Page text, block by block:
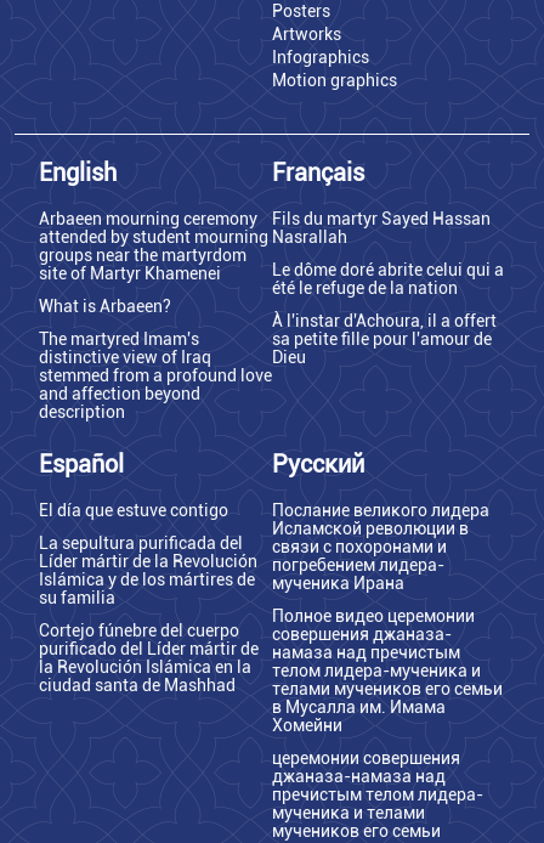
Posters
Artworks
Infographics
Motion graphics
English
Arbaeen mourning ceremony
attended by student mourning
groups near the martyrdom
site of Martyr Khamenei
What is Arbaeen?
The martyred Imam's
distinctive view of Iraq
stemmed from a profound love
and affection beyond
description
Français
Fils du martyr Sayed Hassan
Nasrallah
Le dôme doré abrite celui qui a
été le refuge de la nation
À l'instar d'Achoura, il a offert
sa petite fille pour l'amour de
Dieu
Español
El día que estuve contigo
La sepultura purificada del
Líder mártir de la Revolución
Islámica y de los mártires de
su familia
Cortejo fúnebre del cuerpo
purificado del Líder mártir de
la Revolución Islámica en la
ciudad santa de Mashhad
Русский
Послание великого лидера
Исламской революции в
связи с похоронами и
погребением лидера-
мученика Ирана
Полное видео церемонии
совершения джаназа-
намаза над пречистым
телом лидера-мученика и
телами мучеников его семьи
в Мусалла им. Имама
Хомейни
церемонии совершения
джаназа-намаза над
пречистым телом лидера-
мученика и телами
мучеников его семьи